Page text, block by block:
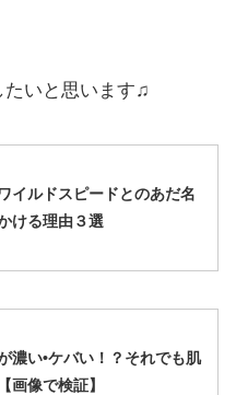
たいと思います♫
イルドスピードとのあだ名
ける理由３選
濃い•ケバい！？それでも肌
画像で検証】